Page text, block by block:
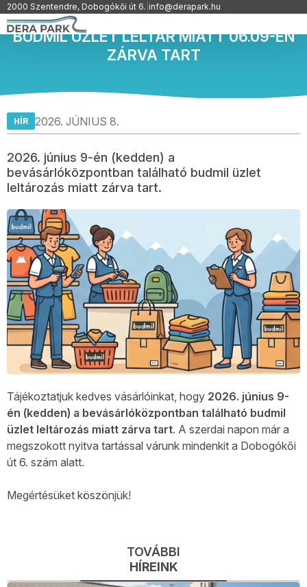
2000 Szentendre, Dobogókői út 6. info@derapark.hu
BUDMIL ÜZLET LELTÁR MIATT 06.09-ÉN
ZÁRVA TART
HÍR 2026. JÚNIUS 8.
2026. június 9-én (kedden) a
bevásárlóközpontban található budmil üzlet
leltározás miatt zárva tart.
Tájékoztatjuk kedves vásárlóinkat, hogy 2026. június 9-
én (kedden) a bevásárlóközpontban található budmil
üzlet leltározás miatt zárva tart. A szerdai napon már a
megszokott nyitva tartással várunk mindenkit a Dobogókői
út 6. szám alatt.
Megértésüket köszönjük!
TOVÁBBI
HÍREINK